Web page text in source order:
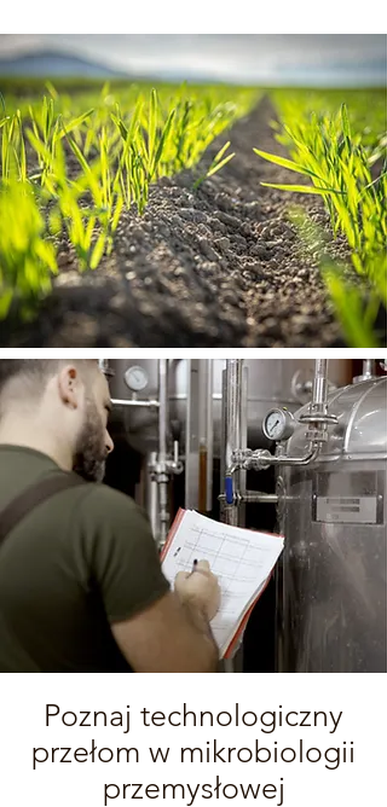
Poznaj technologiczny
przełom w mikrobiologii
przemysłowej